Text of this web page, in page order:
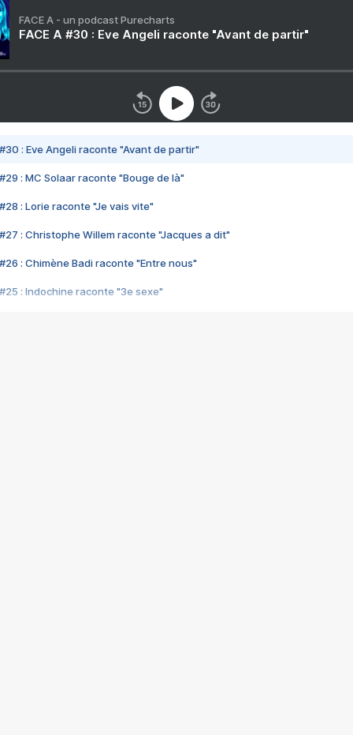
FACE A - un podcast Purecharts
FACE A #30 : Eve Angeli raconte "Avant de partir"
#30 : Eve Angeli raconte "Avant de partir"
#29 : MC Solaar raconte "Bouge de là"
#28 : Lorie raconte "Je vais vite"
#27 : Christophe Willem raconte "Jacques a dit"
#26 : Chimène Badi raconte "Entre nous"
#25 : Indochine raconte "3e sexe"